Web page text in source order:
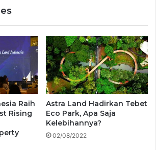
Raih
Rising
Astra Land Hadirkan Tebet
Eco Park, Apa Saja
Kelebihannya?
02/08/2022